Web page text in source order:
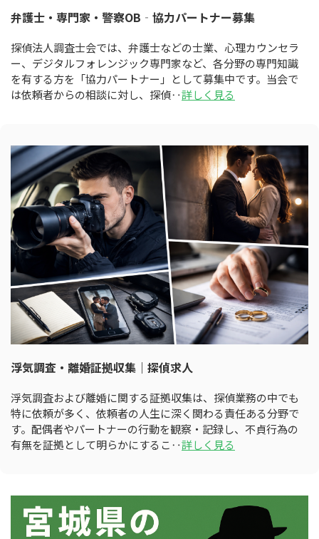
弁護士・専門家・警察OB‐協力パートナー募集
探偵法人調査士会では、弁護士などの士業、心理カウンセラ
ー、デジタルフォレンジック専門家など、各分野の専門知識
を有する方を「協力パートナー」として募集中です。当会で
は依頼者からの相談に対し、探偵‥詳しく見る
浮気調査・離婚証拠収集｜探偵求人
浮気調査および離婚に関する証拠収集は、探偵業務の中でも
特に依頼が多く、依頼者の人生に深く関わる責任ある分野で
す。配偶者やパートナーの行動を観察・記録し、不貞行為の
有無を証拠として明らかにするこ‥詳しく見る